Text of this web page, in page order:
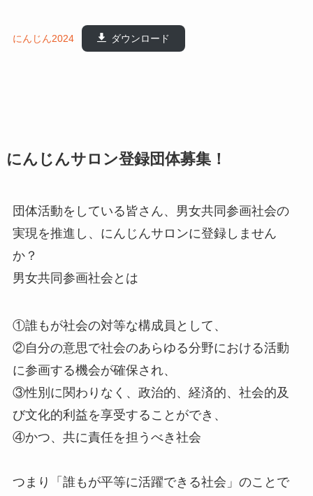
にんじん2024 ダウンロード
にんじんサロン登録団体募集！
団体活動をしている皆さん、男女共同参画社会の
実現を推進し、にんじんサロンに登録しません
か？
男女共同参画社会とは
①誰もが社会の対等な構成員として、
②自分の意思で社会のあらゆる分野における活動
に参画する機会が確保され、
③性別に関わりなく、政治的、経済的、社会的及
び文化的利益を享受することができ、
④かつ、共に責任を担うべき社会
つまり「誰もが平等に活躍できる社会」のことで